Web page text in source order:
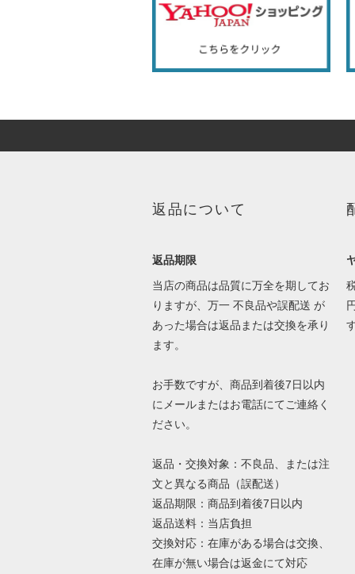
返品について
返品期限
当店の商品は品質に万全を期してお
りますが、万一 不良品や誤配送 が
あった場合は返品または交換を承り
ます。
お手数ですが、商品到着後7日以内
にメールまたはお電話にてご連絡く
ださい。
返品・交換対象：不良品、または注
文と異なる商品（誤配送）
返品期限：商品到着後7日以内
返品送料：当店負担
交換対応：在庫がある場合は交換、
在庫が無い場合は返金にて対応